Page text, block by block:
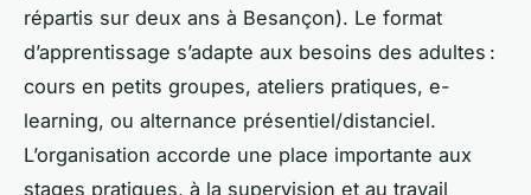
répartis sur deux ans à Besançon). Le format
d’apprentissage s’adapte aux besoins des adultes :
cours en petits groupes, ateliers pratiques, e-
learning, ou alternance présentiel/distanciel.
L’organisation accorde une place importante aux
stages pratiques, à la supervision et au travail